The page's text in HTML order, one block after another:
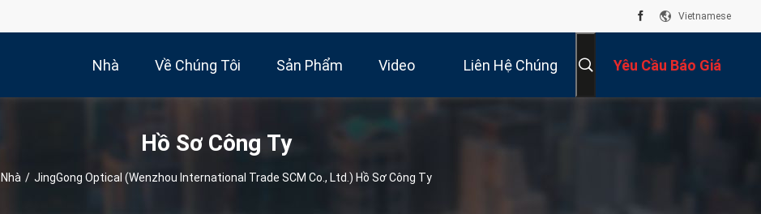
Vietnamese
Nhà Về Chúng Tôi Sản Phẩm Video Liên Hệ Chúng Yêu Cầu Báo Giá
Hồ Sơ Công Ty
Nhà / JingGong Optical (Wenzhou International Trade SCM Co., Ltd.) Hồ Sơ Công Ty